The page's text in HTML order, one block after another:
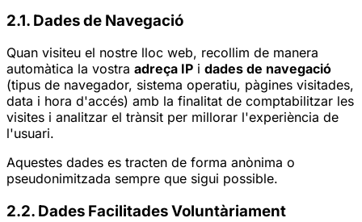
2.1. Dades de Navegació
Quan visiteu el nostre lloc web, recollim de manera
automàtica la vostra adreça IP i dades de navegació
(tipus de navegador, sistema operatiu, pàgines visitades,
data i hora d'accés) amb la finalitat de comptabilitzar les
visites i analitzar el trànsit per millorar l'experiència de
l'usuari.
Aquestes dades es tracten de forma anònima o
pseudonimitzada sempre que sigui possible.
2.2. Dades Facilitades Voluntàriament